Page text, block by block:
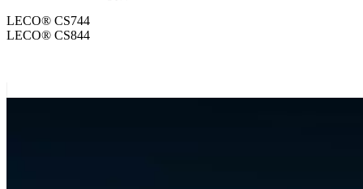
LECO® CS744
LECO® CS844